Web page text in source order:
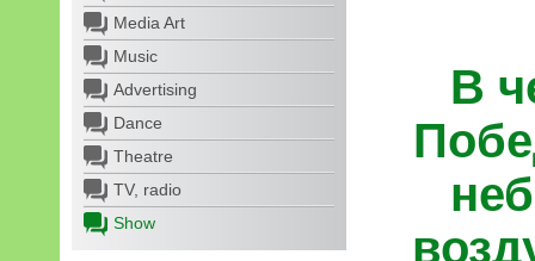
Media Art
Music
Advertising
Dance
Theatre
TV, radio
Show
В